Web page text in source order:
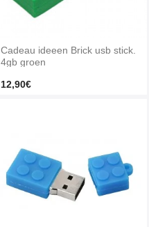
Cadeau ideeen Brick usb stick.
4gb groen
12,90€